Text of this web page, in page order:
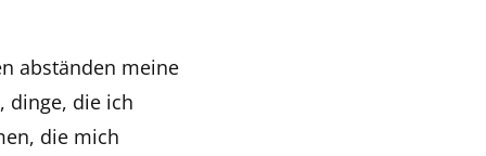
abständen meine
dinge, die ich
die mich